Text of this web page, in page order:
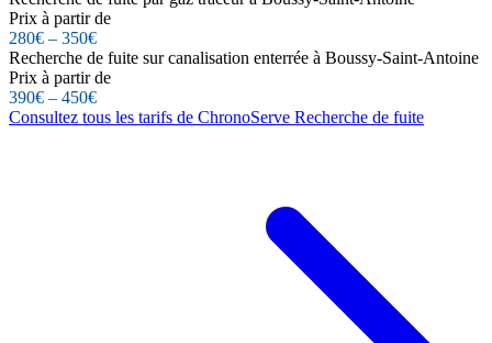
Prix à partir de
280€ – 350€
Recherche de fuite sur canalisation enterrée à Boussy-Saint-Antoine
Prix à partir de
390€ – 450€
Consultez tous les tarifs de ChronoServe Recherche de fuite